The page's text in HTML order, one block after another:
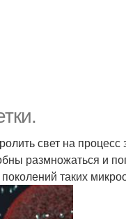
свет на процесс
размножаться и
таких